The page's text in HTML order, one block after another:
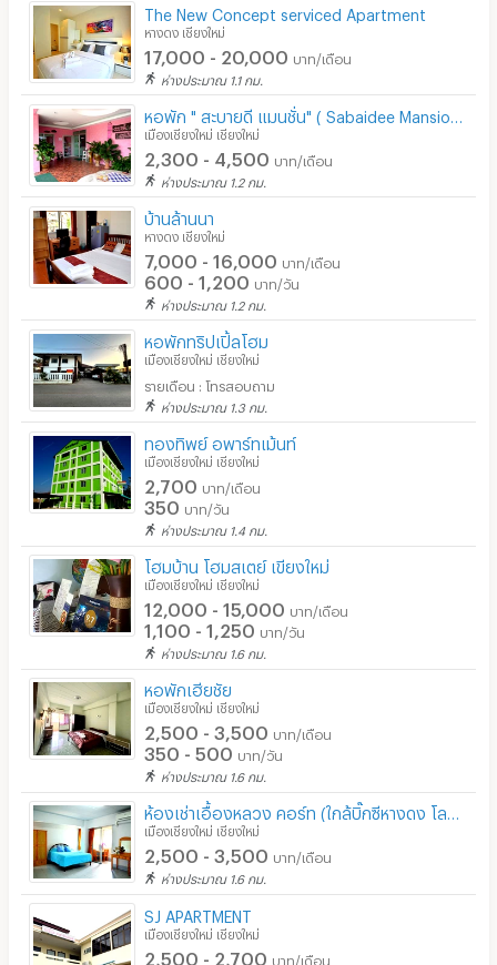
The New Concept serviced Apartment
หางดง เชียงใหม่
17,000 - 20,000 บาท/เดือน
ห่างประมาณ 1.1 กม.
เมืองเชียงใหม่ เชียงใหม่
2,300 - 4,500 บาท/เดือน
ห่างประมาณ 1.2 กม.
บ้านล้านนา
หางดง เชียงใหม่
7,000 - 16,000 บาท/เดือน
600 - 1,200 บาท/วัน
ห่างประมาณ 1.2 กม.
หอพักทริปเปิ้ลโฮม
เมืองเชียงใหม่ เชียงใหม่
รายเดือน : โทรสอบถาม
ห่างประมาณ 1.3 กม.
ทองทิพย์ อพาร์ทเม้นท์
เมืองเชียงใหม่ เชียงใหม่
2,700 บาท/เดือน
350 บาท/วัน
ห่างประมาณ 1.4 กม.
โฮมบ้าน โฮมสเตย์ เขียงใหม่
เมืองเชียงใหม่ เชียงใหม่
12,000 - 15,000 บาท/เดือน
1,100 - 1,250 บาท/วัน
ห่างประมาณ 1.6 กม.
หอพักเฮียชัย
เมืองเชียงใหม่ เชียงใหม่
2,500 - 3,500 บาท/เดือน
350 - 500 บาท/วัน
ห่างประมาณ 1.6 กม.
เมืองเชียงใหม่ เชียงใหม่
2,500 - 3,500 บาท/เดือน
ห่างประมาณ 1.6 กม.
SJ APARTMENT
เมืองเชียงใหม่ เชียงใหม่
2,500 - 2,700 บาท/เดือน